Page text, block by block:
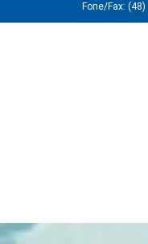
Fone/Fax: